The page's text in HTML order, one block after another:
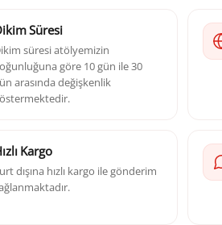
Süresi
süresi atölyemizin
göre 10 gün ile 30
arasında değişkenlik
Kargo
dışına hızlı kargo ile gönderim